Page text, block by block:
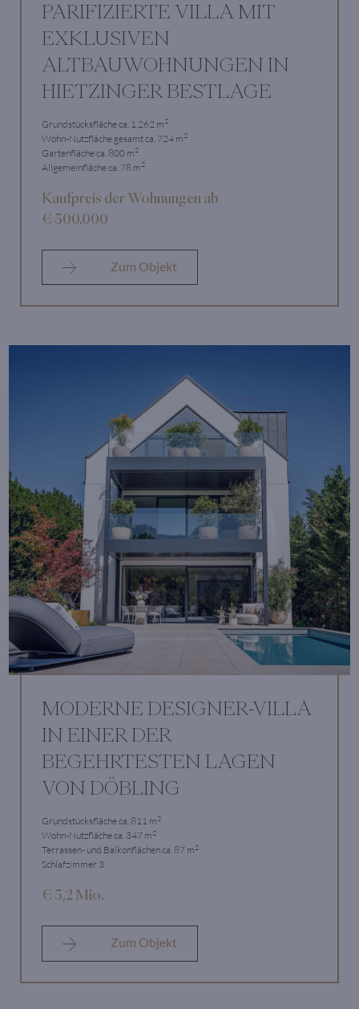
PARIFIZIERTE VILLA MIT
EXKLUSIVEN
ALTBAUWOHNUNGEN IN
HIETZINGER BESTLAGE
Grundstücksfläche ca. 1.262 m2
Wohn-Nutzfläche gesamt ca. 724 m2
Gartenfläche ca. 800 m2
Allgemeinfläche ca. 78 m2
Kaufpreis der Wohnungen ab
€ 500.000
Zum Objekt
MODERNE DESIGNER-VILLA
IN EINER DER
BEGEHRTESTEN LAGEN
VON DÖBLING
Grundstücksfläche ca. 811 m2
Wohn-Nutzfläche ca. 347 m2
Terrassen- und Balkonflächen ca. 87 m2
Schlafzimmer 3
€ 5,2 Mio.
Zum Objekt